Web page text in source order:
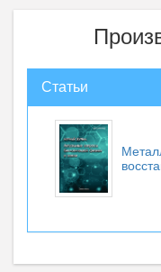
Статьи